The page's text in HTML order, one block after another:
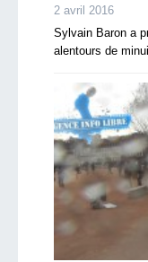
2 avril 2016
Sylvain Baron a
alentours de